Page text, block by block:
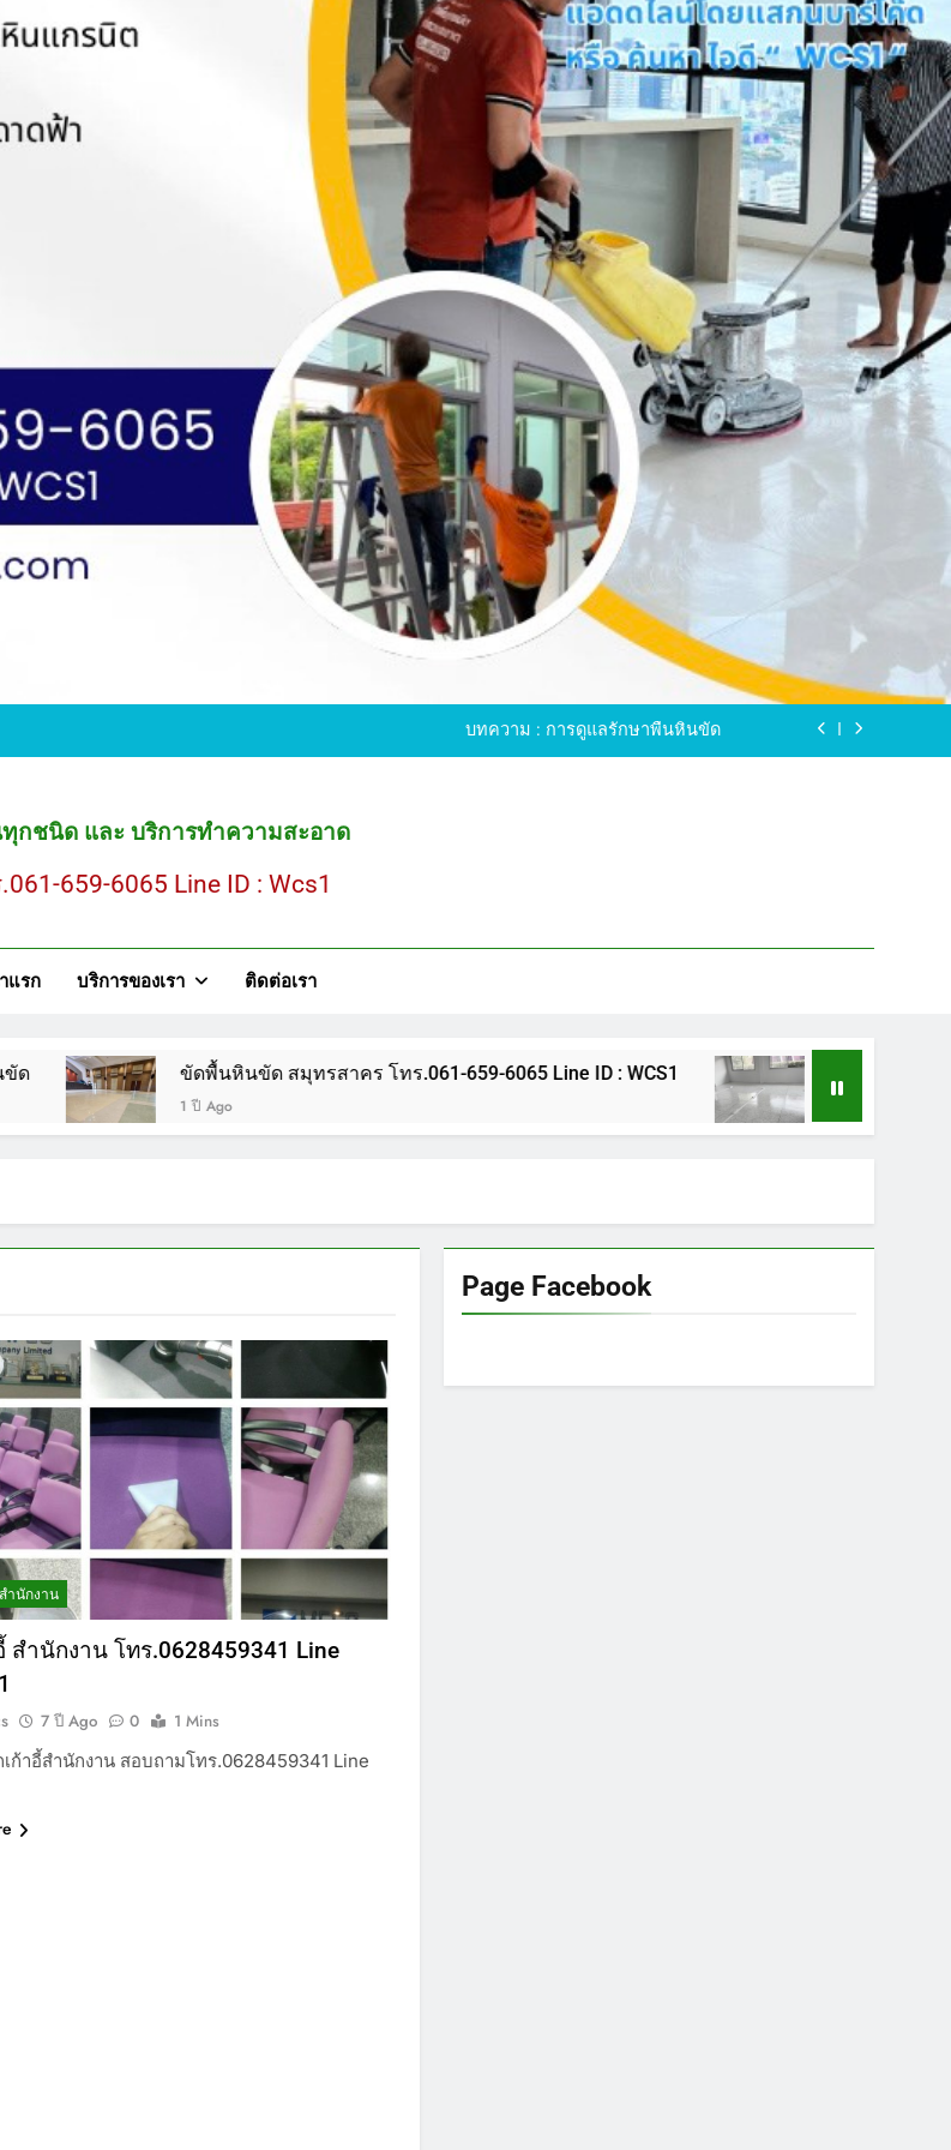
ขัดพื้นหินขัด อบต.แหลมบัวนครปฐม
ขัดพื้นหินอ่อน โทร.0616596065 ไลน์ WCS1
บทความ : การดูแลรักษาพื้นหินขัด
ขัดพื้นหินขัด สมุทรสาคร โทร.061-659-6065 Line ID : WCS1
กชนิด และ บริการทำความสะอาด
659-6065 Line ID : Wcs1
แรก บริการของเรา ติดต่อเรา
ขัดพื้นหินขัด สมุทรสาคร โทร.061-659-6065 Line ID : WCS1
1 ปี Ago
ขัดพื้นหินขัด อบต.แหลมบัวน
1 ปี Ago
ำนักงาน
สำนักงาน โทร.0628459341 Line
7 ปี Ago 0
1 Mins
ก้าอี้สำนักงาน สอบถามโทร.0628459341 Line
Page Facebook